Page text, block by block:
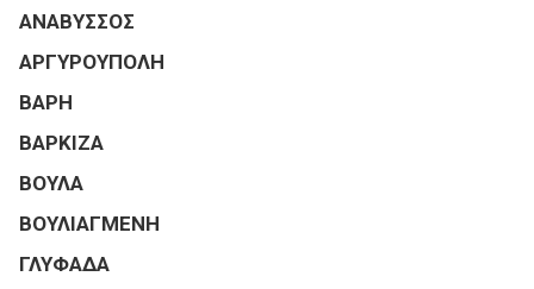
ΑΝΑΒΥΣΣΟΣ
ΑΡΓΥΡΟΥΠΟΛΗ
ΒΑΡΗ
ΒΑΡΚΙΖΑ
ΒΟΥΛΑ
ΒΟΥΛΙΑΓΜΕΝΗ
ΓΛΥΦΑΔΑ